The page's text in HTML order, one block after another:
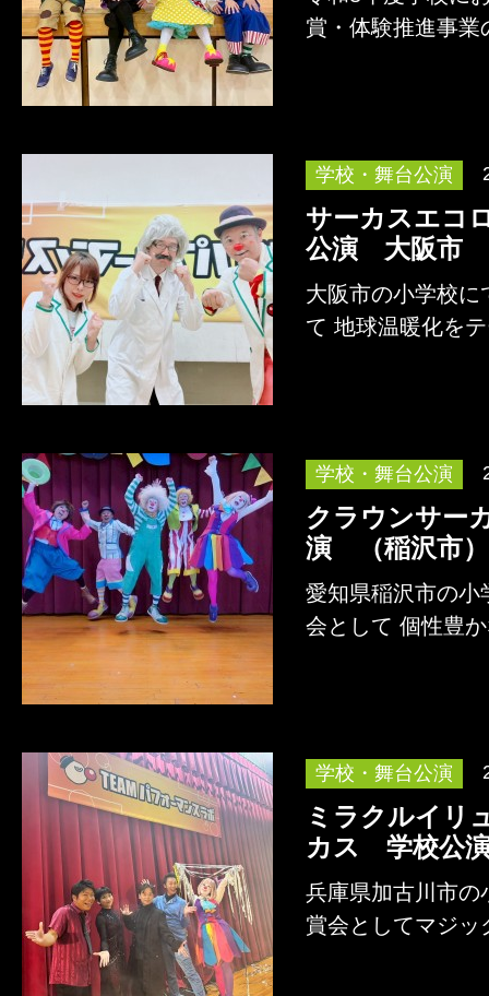
賞・体験推進事業
学校・舞台公演
サーカスエコ
公演 大阪市
大阪市の小学校に
て 地球温暖化を
学校・舞台公演
クラウンサー
演 （稲沢市）
愛知県稲沢市の小
会として 個性豊
学校・舞台公演
ミラクルイリ
カス 学校公
兵庫県加古川市の
賞会としてマジッ